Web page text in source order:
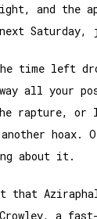
and the
time left
all your
rapture, or
hoax.
about it.
that
a